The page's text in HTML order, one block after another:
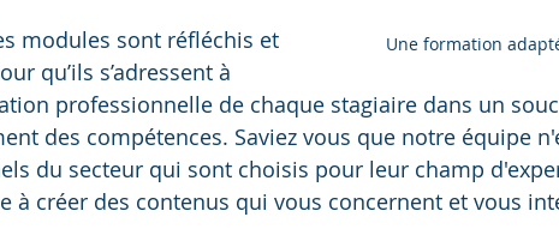
Une formation
modules sont réfléchis et
qu’ils s’adressent à
professionnelle de chaque stagiaire dans un
des compétences. Saviez vous que notre équipe
du secteur qui sont choisis pour leur champ
à créer des contenus qui vous concernent et vous